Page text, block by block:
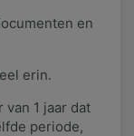
en
erin.
1 jaar dat
periode,